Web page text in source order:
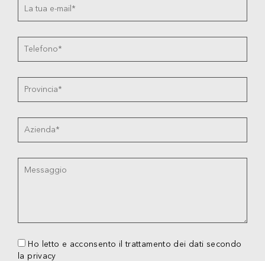
Ho letto e acconsento il trattamento dei dati secondo
la privacy